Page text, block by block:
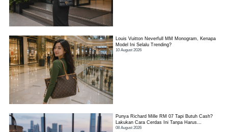
Louis Vuitton Neverfull MM Monogram, Kenapa
Model Ini Selalu Trending?
10 August 2026
Punya Richard Mille RM 07 Tapi Butuh Cash?
Lakukan Cara Cerdas Ini Tanpa Harus
Kehilangan Jam!
08 August 2026